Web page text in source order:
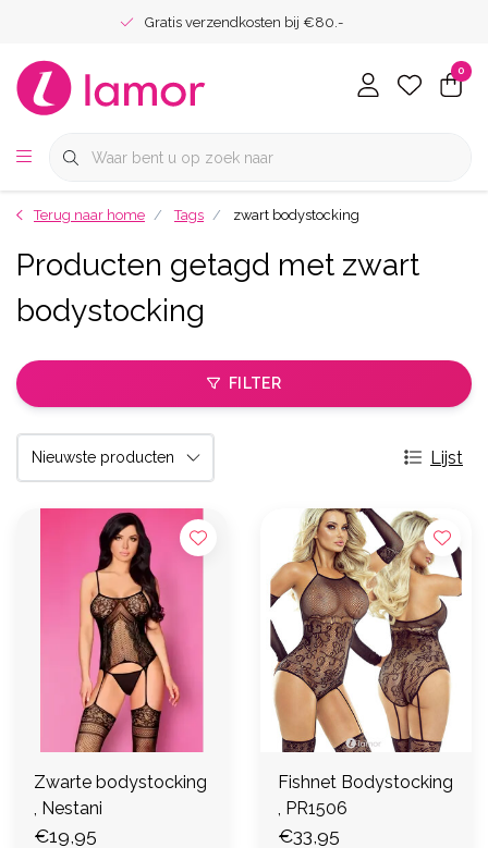
Gratis verzendkosten bij €80.-
0
Terug naar home Tags zwart bodystocking
Producten getagd met zwart
bodystocking
FILTER
Lijst
Zwarte bodystocking
, Nestani
€19,95
Fishnet Bodystocking
, PR1506
€33,95